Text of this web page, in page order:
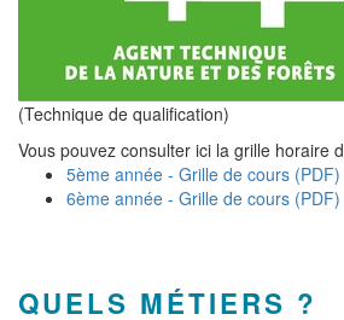
(Technique de qualification)
Vous pouvez consulter ici la grille horaire
5ème année - Grille de cours (PDF)
6ème année - Grille de cours (PDF)
QUELS MÉTIERS ?